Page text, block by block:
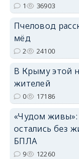
1 36903
Пчеловод
мёд
2 24100
В Крыму этой
жителей
0 17186
«Чудом живы»:
остались без
БПЛА
9 12260